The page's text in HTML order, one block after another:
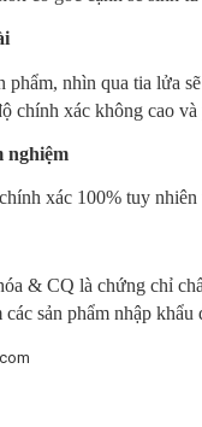
phẩm, nhìn qua tia lửa
chính xác không cao
nghiệm
xác 100% tuy
& CQ là chứng chỉ
sản phẩm nhập